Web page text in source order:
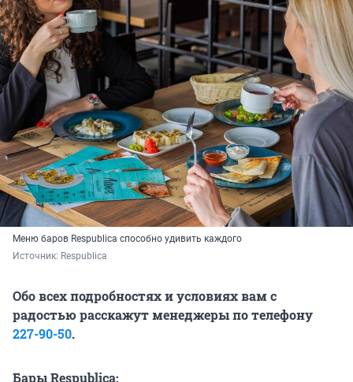
Меню баров Respublica способно удивить каждого
Источник: Respublica
Обо всех подробностях и условиях вам с
радостью расскажут менеджеры по телефону
227-90-50.
БарыRespublica: